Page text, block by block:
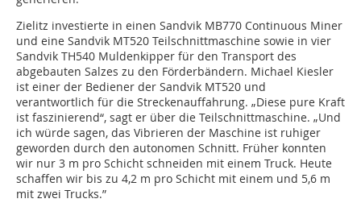
Zielitz investierte in einen Sandvik MB770 Continuous Miner
und eine Sandvik MT520 Teilschnittmaschine sowie in vier
Sandvik TH540 Muldenkipper für den Transport des
abgebauten Salzes zu den Förderbändern. Michael Kiesler
ist einer der Bediener der Sandvik MT520 und
verantwortlich für die Streckenauffahrung. „Diese pure Kraft
ist faszinierend“, sagt er über die Teilschnittmaschine. „Und
ich würde sagen, das Vibrieren der Maschine ist ruhiger
geworden durch den autonomen Schnitt. Früher konnten
wir nur 3 m pro Schicht schneiden mit einem Truck. Heute
schaffen wir bis zu 4,2 m pro Schicht mit einem und 5,6 m
mit zwei Trucks.”